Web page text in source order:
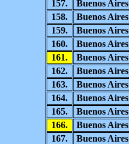
157.
Buenos Aires
158.
Buenos Aires
159.
Buenos Aires
160.
Buenos Aires
161.
Buenos Aires
162.
Buenos Aires
163.
Buenos Aires
164.
Buenos Aires
165.
Buenos Aires
166.
Buenos Aires
167.
Buenos Aires